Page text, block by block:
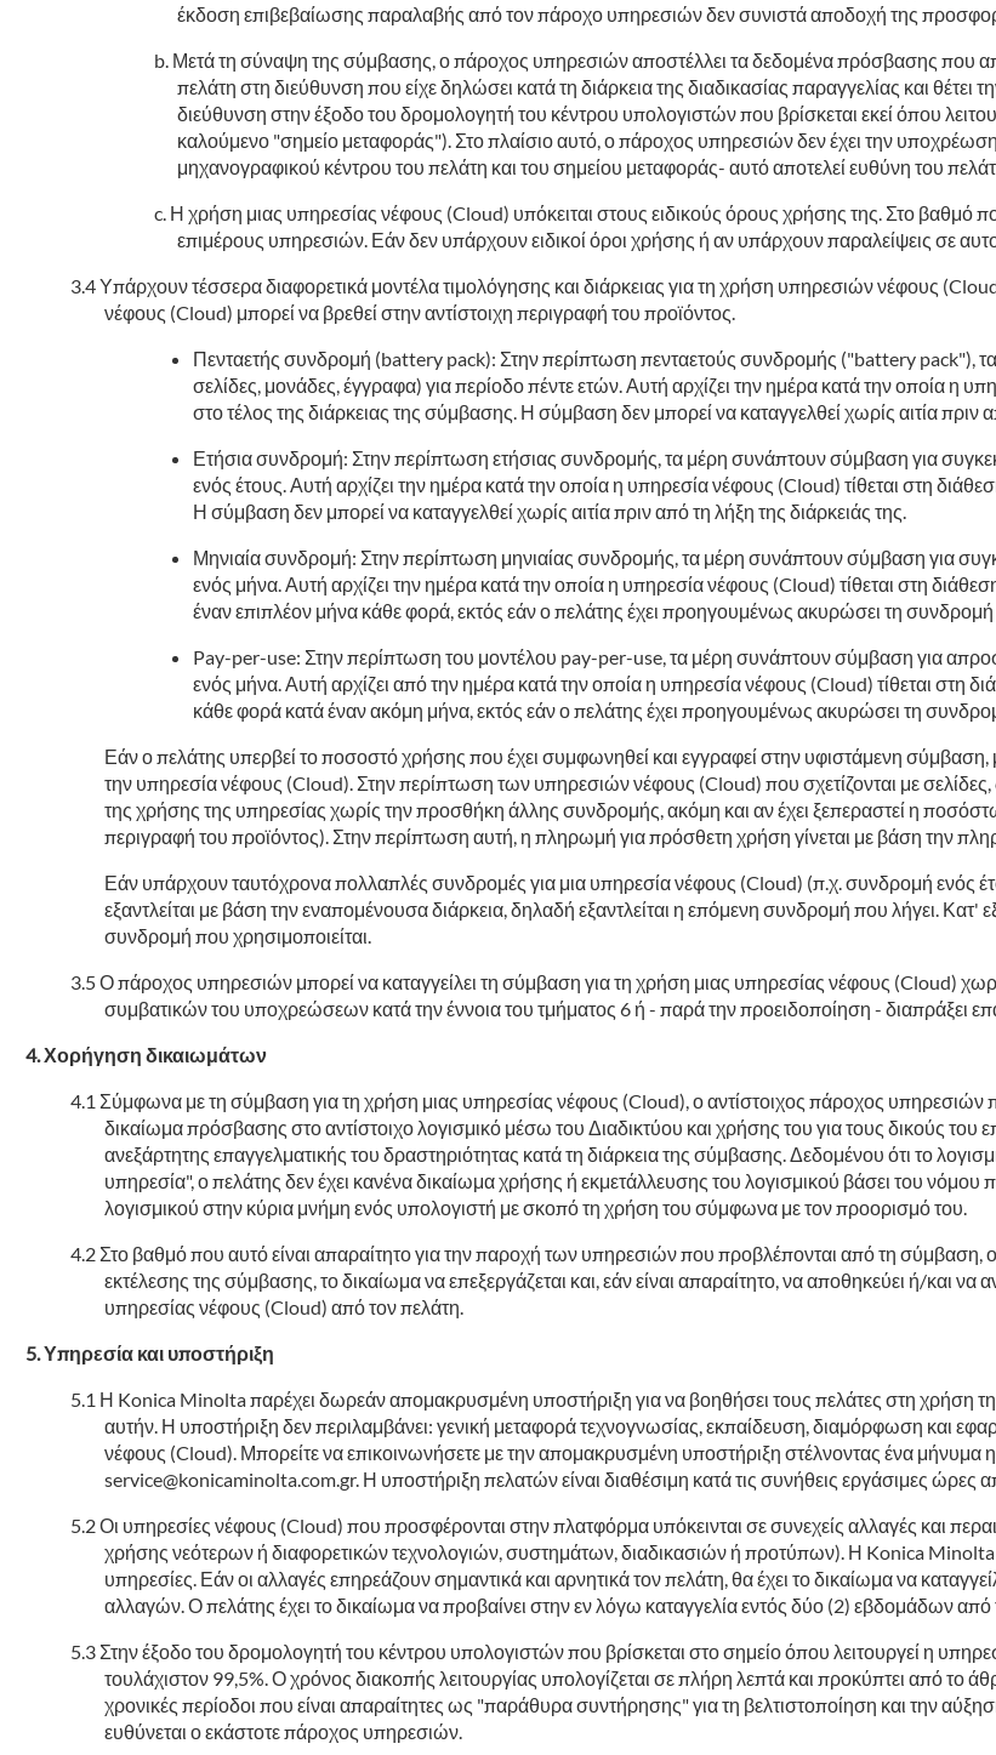
έκδοση επιβεβαίωσης παραλαβής από τον πάροχο υπηρεσιών δεν συνιστά αποδοχή της
Μετά τη σύναψη της σύμβασης, ο πάροχος υπηρεσιών αποστέλλει τα δεδομένα πρόσβασης που
πελάτη στη διεύθυνση που είχε δηλώσει κατά τη διάρκεια της διαδικασίας παραγγελίας και
διεύθυνση στην έξοδο του δρομολογητή του κέντρου υπολογιστών που βρίσκεται εκεί όπου
καλούμενο "σημείο μεταφοράς"). Στο πλαίσιο αυτό, ο πάροχος υπηρεσιών δεν έχει την
μηχανογραφικού κέντρου του πελάτη και του σημείου μεταφοράς- αυτό αποτελεί ευθύνη του
Η χρήση μιας υπηρεσίας νέφους (Cloud) υπόκειται στους ειδικούς όρους χρήσης της. Στο
επιμέρους υπηρεσιών. Εάν δεν υπάρχουν ειδικοί όροι χρήσης ή αν υπάρχουν παραλείψεις σε
Υπάρχουν τέσσερα διαφορετικά μοντέλα τιμολόγησης και διάρκειας για τη χρήση υπηρεσιών νέφους
νέφους (Cloud) μπορεί να βρεθεί στην αντίστοιχη περιγραφή του προϊόντος.
Πενταετής συνδρομή (battery pack): Στην περίπτωση πενταετούς συνδρομής ("battery pack"),
σελίδες, μονάδες, έγγραφα) για περίοδο πέντε ετών. Αυτή αρχίζει την ημέρα κατά την οποία η
στο τέλος της διάρκειας της σύμβασης. Η σύμβαση δεν μπορεί να καταγγελθεί χωρίς αιτία πριν
Ετήσια συνδρομή: Στην περίπτωση ετήσιας συνδρομής, τα μέρη συνάπτουν σύμβαση για
ενός έτους. Αυτή αρχίζει την ημέρα κατά την οποία η υπηρεσία νέφους (Cloud) τίθεται στη
Η σύμβαση δεν μπορεί να καταγγελθεί χωρίς αιτία πριν από τη λήξη της διάρκειάς της.
Μηνιαία συνδρομή: Στην περίπτωση μηνιαίας συνδρομής, τα μέρη συνάπτουν σύμβαση για
ενός μήνα. Αυτή αρχίζει την ημέρα κατά την οποία η υπηρεσία νέφους (Cloud) τίθεται στη
έναν επιπλέον μήνα κάθε φορά, εκτός εάν ο πελάτης έχει προηγουμένως ακυρώσει τη
Pay-per-use: Στην περίπτωση του μοντέλου pay-per-use, τα μέρη συνάπτουν σύμβαση για
ενός μήνα. Αυτή αρχίζει από την ημέρα κατά την οποία η υπηρεσία νέφους (Cloud) τίθεται στη
κάθε φορά κατά έναν ακόμη μήνα, εκτός εάν ο πελάτης έχει προηγουμένως ακυρώσει τη
Εάν ο πελάτης υπερβεί το ποσοστό χρήσης που έχει συμφωνηθεί και εγγραφεί στην υφιστάμενη
την υπηρεσία νέφους (Cloud). Στην περίπτωση των υπηρεσιών νέφους (Cloud) που σχετίζονται με
της χρήσης της υπηρεσίας χωρίς την προσθήκη άλλης συνδρομής, ακόμη και αν έχει ξεπεραστεί η
περιγραφή του προϊόντος). Στην περίπτωση αυτή, η πληρωμή για πρόσθετη χρήση γίνεται με βάση την
Εάν υπάρχουν ταυτόχρονα πολλαπλές συνδρομές για μια υπηρεσία νέφους (Cloud) (π.χ. συνδρομή ενός
εξαντλείται με βάση την εναπομένουσα διάρκεια, δηλαδή εξαντλείται η επόμενη συνδρομή που λήγει.
συνδρομή που χρησιμοποιείται.
Ο πάροχος υπηρεσιών μπορεί να καταγγείλει τη σύμβαση για τη χρήση μιας υπηρεσίας νέφους (Cloud)
συμβατικών του υποχρεώσεων κατά την έννοια του τμήματος 6 ή - παρά την προειδοποίηση - διαπράξει
Χορήγηση δικαιωμάτων
Σύμφωνα με τη σύμβαση για τη χρήση μιας υπηρεσίας νέφους (Cloud), ο αντίστοιχος πάροχος υπηρεσιών
δικαίωμα πρόσβασης στο αντίστοιχο λογισμικό μέσω του Διαδικτύου και χρήσης του για τους δικούς
ανεξάρτητης επαγγελματικής του δραστηριότητας κατά τη διάρκεια της σύμβασης. Δεδομένου ότι το
υπηρεσία", ο πελάτης δεν έχει κανένα δικαίωμα χρήσης ή εκμετάλλευσης του λογισμικού βάσει του νόμου
λογισμικού στην κύρια μνήμη ενός υπολογιστή με σκοπό τη χρήση του σύμφωνα με τον προορισμό του.
Στο βαθμό που αυτό είναι απαραίτητο για την παροχή των υπηρεσιών που προβλέπονται από τη
εκτέλεσης της σύμβασης, το δικαίωμα να επεξεργάζεται και, εάν είναι απαραίτητο, να αποθηκεύει ή/και
υπηρεσίας νέφους (Cloud) από τον πελάτη.
Υπηρεσία και υποστήριξη
Η Konica Minolta παρέχει δωρεάν απομακρυσμένη υποστήριξη για να βοηθήσει τους πελάτες στη χρήση
αυτήν. Η υποστήριξη δεν περιλαμβάνει: γενική μεταφορά τεχνογνωσίας, εκπαίδευση, διαμόρφωση και
νέφους (Cloud). Μπορείτε να επικοινωνήσετε με την απομακρυσμένη υποστήριξη στέλνοντας ένα μήνυμα
service@konicaminolta.com.gr. Η υποστήριξη πελατών είναι διαθέσιμη κατά τις συνήθεις εργάσιμες
Οι υπηρεσίες νέφους (Cloud) που προσφέρονται στην πλατφόρμα υπόκεινται σε συνεχείς αλλαγές και
χρήσης νεότερων ή διαφορετικών τεχνολογιών, συστημάτων, διαδικασιών ή προτύπων). Η Konica Minolta
υπηρεσίες. Εάν οι αλλαγές επηρεάζουν σημαντικά και αρνητικά τον πελάτη, θα έχει το δικαίωμα να
αλλαγών. Ο πελάτης έχει το δικαίωμα να προβαίνει στην εν λόγω καταγγελία εντός δύο (2) εβδομάδων
Στην έξοδο του δρομολογητή του κέντρου υπολογιστών που βρίσκεται στο σημείο όπου λειτουργεί η
τουλάχιστον 99,5%. Ο χρόνος διακοπής λειτουργίας υπολογίζεται σε πλήρη λεπτά και προκύπτει από
χρονικές περίοδοι που είναι απαραίτητες ως "παράθυρα συντήρησης" για τη βελτιστοποίηση και την
ευθύνεται ο εκάστοτε πάροχος υπηρεσιών.